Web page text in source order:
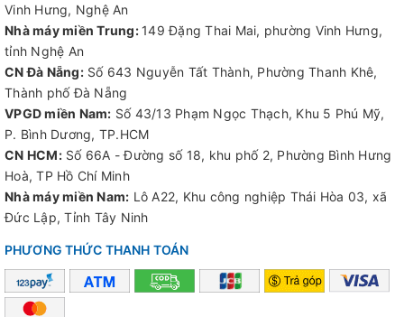
Động cơ nam châm vĩnh cửu NbFeB: Động cơ dẫn
động trực tiếp đảm bảo quạt cánh dài hoạt động êm ái,
bền bỉ và tiết kiệm năng lượng.
Giá treo linh hoạt: Quạt trần cánh dài có khả năng tự
động điều chỉnh độ thẳng đứng, đảm bảo an toàn và dễ
dàng trong quá trình lắp đặt.
3. Công nghệ tiên tiến, tối ưu hóa vận hành
Quạt treo trần công nghiệptích hợp những công nghệ hiện
đại, giúp việc sử dụng trở nên dễ dàng và hiệu quả:
Biến tần thông minh: Điều chỉnh tốc độ quạt phù hợp
với nhu cầu sử dụng, tối ưu hóa hiệu suất và tiết kiệm
năng lượng.
Vinh Hưng, Nghệ An
Nhà máy miền Trung: 149 Đặng Thai Mai, phường Vinh Hưng,
tỉnh Nghệ An
CN Đà Nẵng:Số 643 Nguyễn Tất Thành, Phường Thanh Khê,
Thành phố Đà Nẵng
VPGD miền Nam: Số 43/13 Phạm Ngọc Thạch, Khu 5 Phú Mỹ,
P. Bình Dương, TP.HCM
CN HCM:Số 66A - Đường số 18, khu phố 2, Phường Bình Hưng
Hoà, TP Hồ Chí Minh
Nhà máy miền Nam: Lô A22, Khu công nghiệp Thái Hòa 03, xã
Đức Lập, Tỉnh Tây Ninh
PHƯƠNG THỨC THANH TOÁN